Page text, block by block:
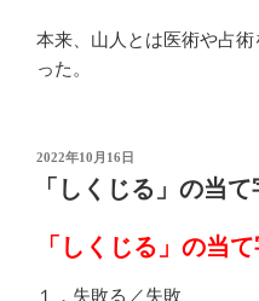
本来、山人とは医術や占
った。
投
2022年10月16日
「しくじる」の当て
「しくじる」の当
１．失敗る／失敗